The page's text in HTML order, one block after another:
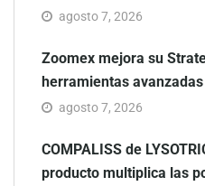
agosto 7, 2026
Zoomex mejora su
herramientas
agosto 7, 2026
COMPALISS de
producto multiplica las